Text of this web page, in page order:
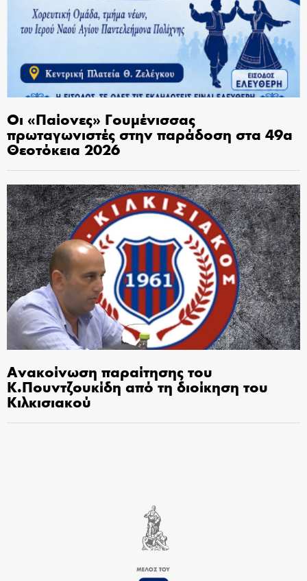
Οι «Παίονες» Γουμένισσας
πρωταγωνιστές στην παράδοση στα 49α
Θεοτόκεια 2026
Ανακοίνωση παραίτησης του
Κ.Πουντζουκίδη από τη διοίκηση του
Κιλκισιακού